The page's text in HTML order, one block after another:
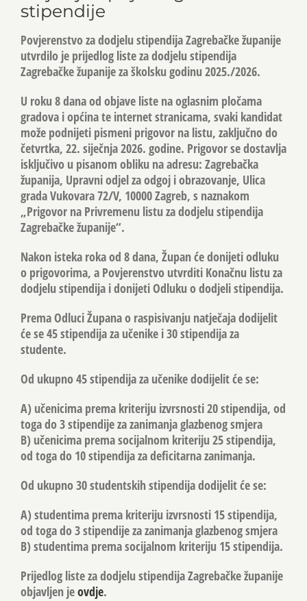
stipendije
Povjerenstvo za dodjelu stipendija Zagrebačke županije
utvrdilo je prijedlog liste za dodjelu stipendija
Zagrebačke županije za školsku godinu 2025./2026.
U roku 8 dana od objave liste na oglasnim pločama
gradova i općina te internet stranicama, svaki kandidat
može podnijeti pismeni prigovor na listu, zaključno do
četvrtka, 22. siječnja 2026. godine. Prigovor se dostavlja
isključivo u pisanom obliku na adresu: Zagrebačka
županija, Upravni odjel za odgoj i obrazovanje, Ulica
grada Vukovara 72/V, 10000 Zagreb, s naznakom
„Prigovor na Privremenu listu za dodjelu stipendija
Zagrebačke županije“.
Nakon isteka roka od 8 dana, Župan će donijeti odluku
o prigovorima, a Povjerenstvo utvrditi Konačnu listu za
dodjelu stipendija i donijeti Odluku o dodjeli stipendija.
Prema Odluci Župana o raspisivanju natječaja dodijelit
će se 45 stipendija za učenike i 30 stipendija za
studente.
Od ukupno 45 stipendija za učenike dodijelit će se:
A) učenicima prema kriteriju izvrsnosti 20 stipendija, od
toga do 3 stipendije za zanimanja glazbenog smjera
B) učenicima prema socijalnom kriteriju 25 stipendija,
od toga do 10 stipendija za deficitarna zanimanja.
Od ukupno 30 studentskih stipendija dodijelit će se:
A) studentima prema kriteriju izvrsnosti 15 stipendija,
od toga do 3 stipendije za zanimanja glazbenog smjera
B) studentima prema socijalnom kriteriju 15 stipendija.
Prijedlog liste za dodjelu stipendija Zagrebačke županije
objavljen jeovdje.